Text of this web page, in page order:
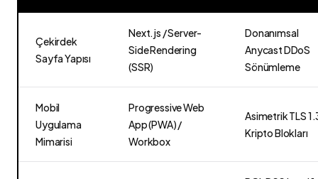
Çekirdek
Sayfa Yapısı
Next.js / Server-
Side Rendering
(SSR)
Donanımsal
Anycast DDoS
Sönümleme
Mobil
Uygulama
Mimarisi
Progressive Web
App (PWA) /
Workbox
Asimetrik TLS
Kripto Blokları